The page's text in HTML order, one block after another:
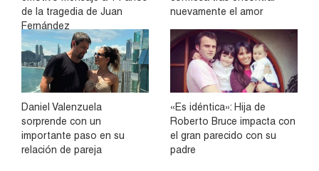
de la tragedia de Juan
Fernández
nuevamente el amor
Daniel Valenzuela
sorprende con un
importante paso en su
relación de pareja
«Es idéntica»: Hija de
Roberto Bruce impacta con
el gran parecido con su
padre